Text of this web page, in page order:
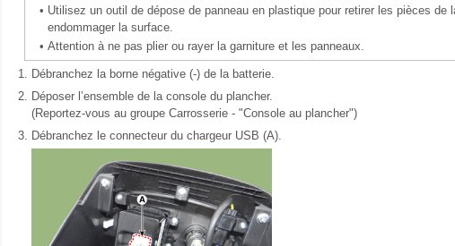
• Utilisez un outil de dépose de panneau en plastique pour retirer les pièces de
endommager la surface.
• Attention à ne pas plier ou rayer la garniture et les panneaux.
1. Débranchez la borne négative (-) de la batterie.
2. Déposer l’ensemble de la console du plancher.
(Reportez-vous au groupe Carrosserie - "Console au plancher")
3. Débranchez le connecteur du chargeur USB (A).